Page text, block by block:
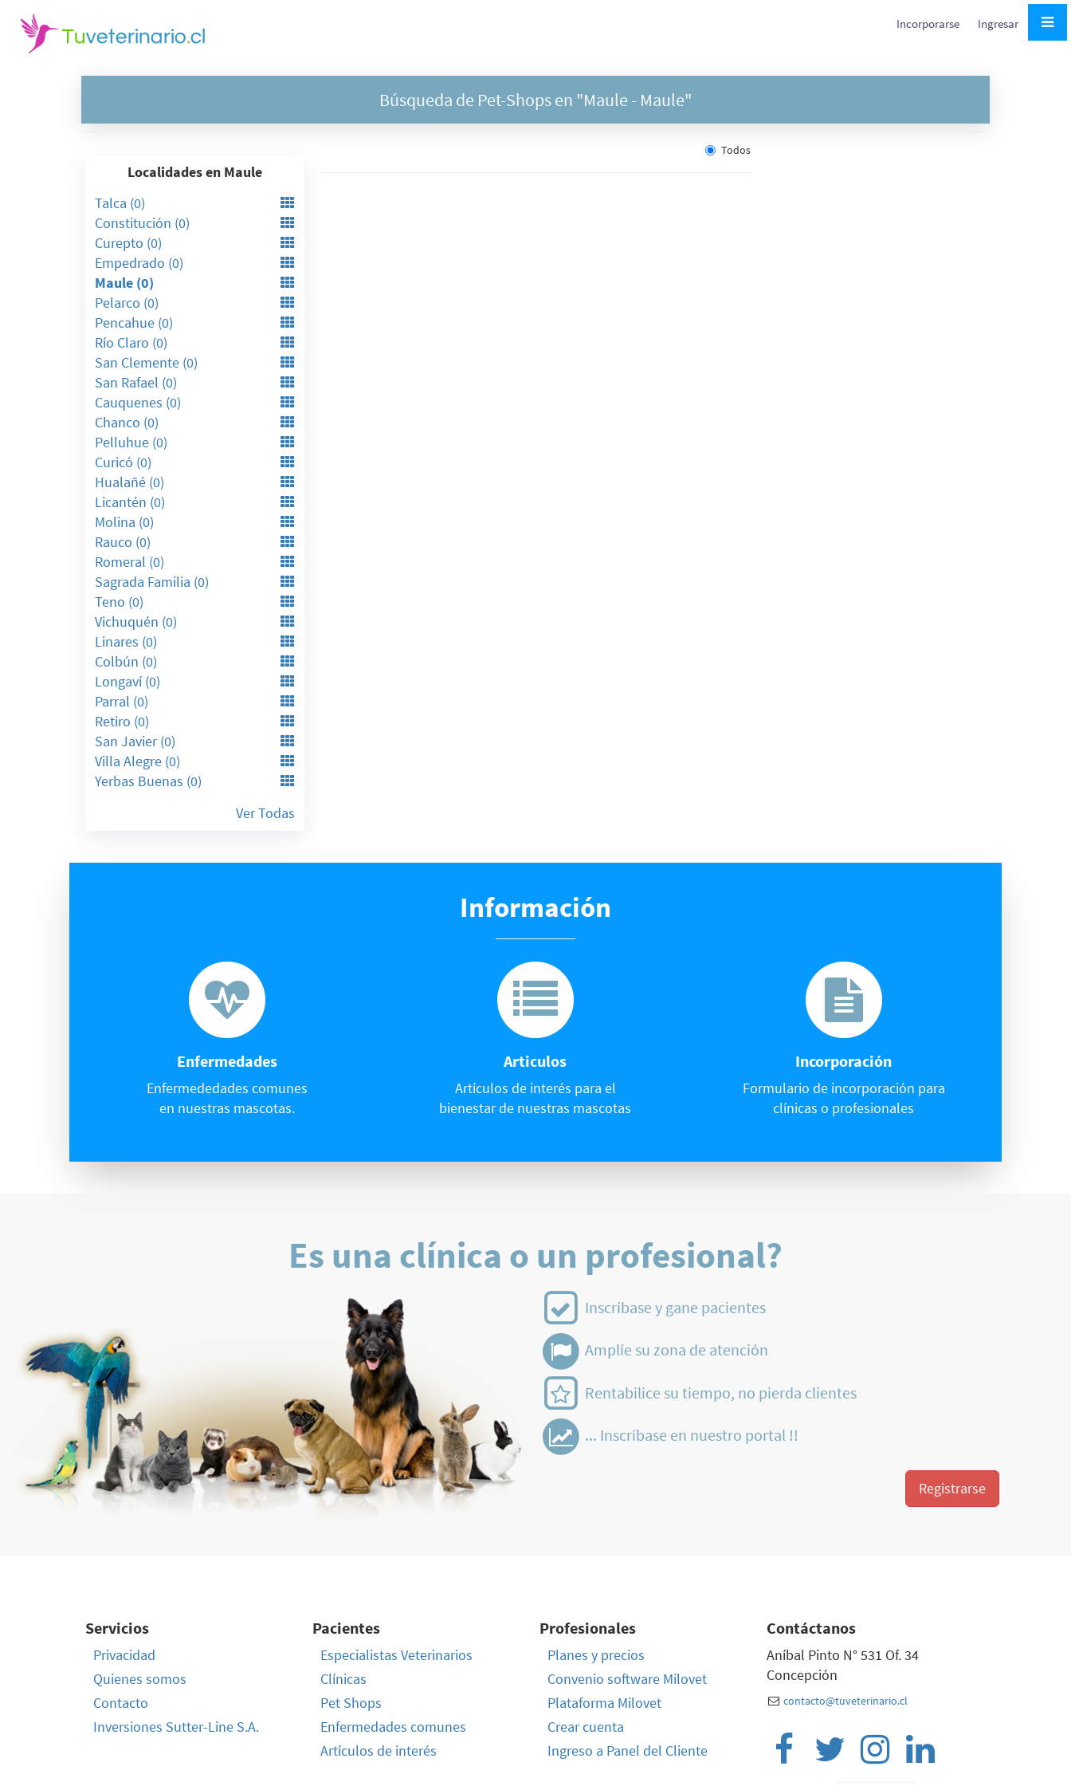
Incorporarse Ingresar
Búsqueda de Pet-Shops en "Maule - Maule"
Localidades en Maule
Talca (0)
Constitución (0)
Curepto (0)
Empedrado (0)
Maule (0)
Pelarco (0)
Pencahue (0)
Río Claro (0)
San Clemente (0)
San Rafael (0)
Cauquenes (0)
Chanco (0)
Pelluhue (0)
Curicó (0)
Hualañé (0)
Licantén (0)
Molina (0)
Rauco (0)
Romeral (0)
Sagrada Familia (0)
Teno (0)
Vichuquén (0)
Linares (0)
Colbún (0)
Longaví (0)
Parral (0)
Retiro (0)
San Javier (0)
Villa Alegre (0)
Yerbas Buenas (0)
Ver Todas
Todos
Información
Enfermedades
Enfermededades comunes
en nuestras mascotas.
Articulos
Artículos de interés para el
bienestar de nuestras mascotas
Incorporación
Formulario de incorporación para
clínicas o profesionales
Es una clínica o un profesional?
Inscríbase y gane pacientes
Amplíe su zona de atención
Rentabilice su tiempo, no pierda clientes
... Inscríbase en nuestro portal !!
Registrarse
Servicios
Privacidad
Quienes somos
Contacto
Inversiones Sutter-Line S.A.
Pacientes
Especialistas Veterinarios
Clínicas
Pet Shops
Enfermedades comunes
Artículos de interés
Profesionales
Planes y precios
Convenio software Milovet
Plataforma Milovet
Crear cuenta
Ingreso a Panel del Cliente
Contáctanos
Aníbal Pinto N° 531 Of. 34
Concepción
contacto@tuveterinario.cl